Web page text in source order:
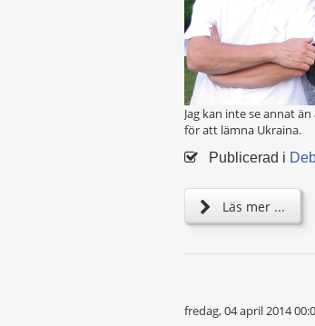
Jag kan inte se annat
för att lämna Ukraina.
Publicerad i
Läs mer ...
fredag, 04 april 2014